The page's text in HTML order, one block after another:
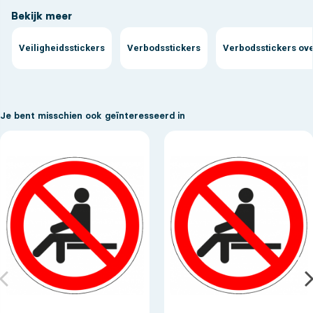
Bekijk meer
Veiligheidsstickers Verbodsstickers Verbodsstickers
Je bent misschien ook geïnteresseerd in